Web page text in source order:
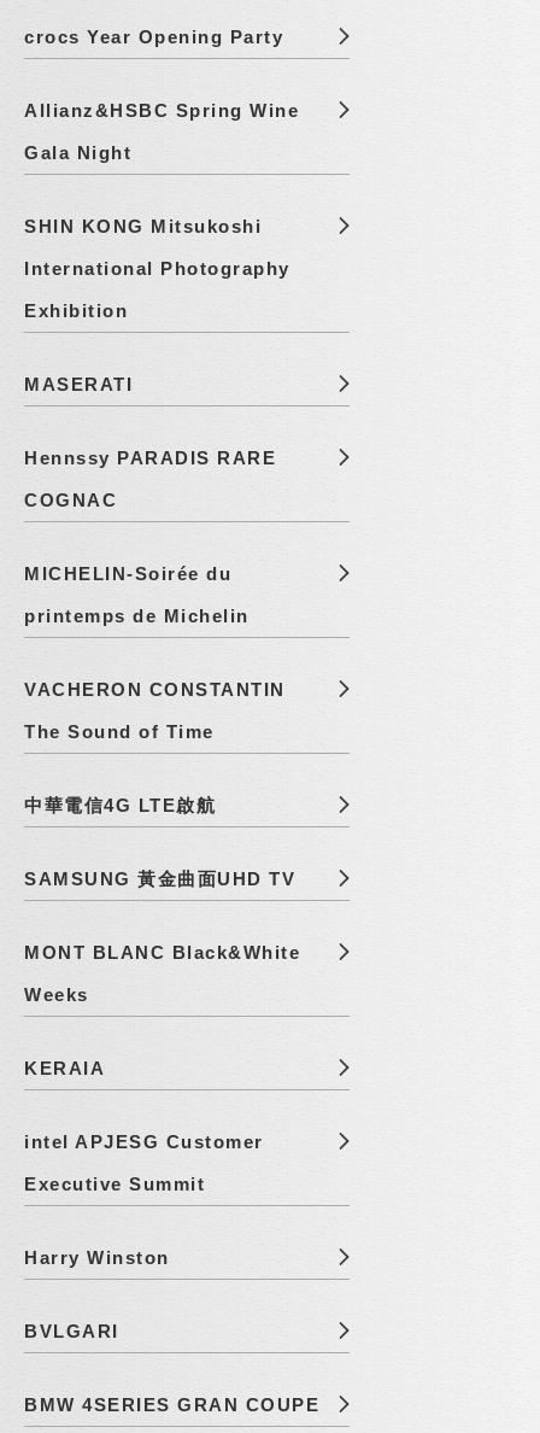
crocs Year Opening Party
Allianz&HSBC Spring Wine
Gala Night
SHIN KONG Mitsukoshi
International Photography
Exhibition
MASERATI
Hennssy PARADIS RARE
COGNAC
MICHELIN-Soirée du
printemps de Michelin
VACHERON CONSTANTIN
The Sound of Time
中華電信4G LTE啟航
SAMSUNG 黃金曲面UHD TV
MONT BLANC Black&White
Weeks
KERAIA
intel APJESG Customer
Executive Summit
Harry Winston
BVLGARI
BMW 4SERIES GRAN COUPE